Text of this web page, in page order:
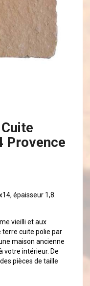
Provence
épaisseur 1,8.
vieilli et aux
terre cuite polie par
maison ancienne
votre intérieur. De
pièces de taille